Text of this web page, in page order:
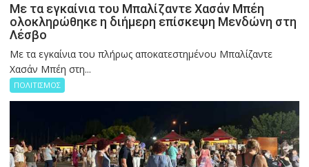
Με τα εγκαίνια του Μπαλίζαντε Χασάν Μπέη
ολοκληρώθηκε η διήμερη επίσκεψη Μενδώνη στη
Λέσβο
Με τα εγκαίνια του πλήρως αποκατεστημένου Μπαλίζαντε
Χασάν Μπέη στη...
ΠΟΛΙΤΙΣΜΟΣ